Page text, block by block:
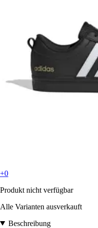
+0
Produkt nicht verfügbar
Alle Varianten ausverkauft
Beschreibung